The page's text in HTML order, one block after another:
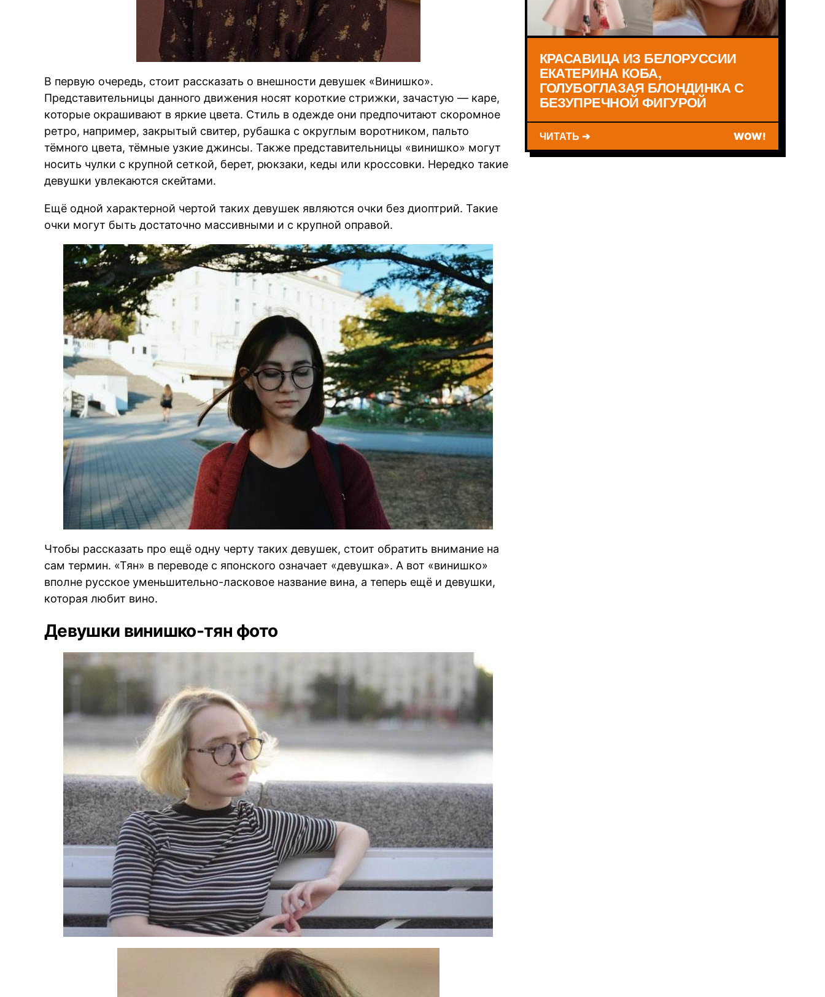
В первую очередь, стоит рассказать о внешности девушек «Винишко».
Представительницы данного движения носят короткие стрижки, зачастую — каре,
которые окрашивают в яркие цвета. Стиль в одежде они предпочитают скоромное
ретро, например, закрытый свитер, рубашка с округлым воротником, пальто
тёмного цвета, тёмные узкие джинсы. Также представительницы «винишко» могут
носить чулки с крупной сеткой, берет, рюкзаки, кеды или кроссовки. Нередко такие
девушки увлекаются скейтами.
Ещё одной характерной чертой таких девушек являются очки без диоптрий. Такие
очки могут быть достаточно массивными и с крупной оправой.
Чтобы рассказать про ещё одну черту таких девушек, стоит обратить внимание на
сам термин. «Тян» в переводе с японского означает «девушка». А вот «винишко»
вполне русское уменьшительно-ласковое название вина, а теперь ещё и девушки,
которая любит вино.
Девушки винишко-тян фото
КРАСАВИЦА ИЗ БЕЛОРУССИИ
ЕКАТЕРИНА КОБА,
ГОЛУБОГЛАЗАЯ БЛОНДИНКА С
БЕЗУПРЕЧНОЙ ФИГУРОЙ
ЧИТАТЬ ➔ WOW!